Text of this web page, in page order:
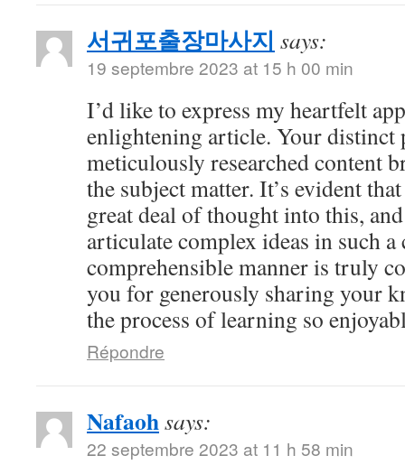
서귀포출장마사지 says:
19 septembre 2023 at 15 h 00 min
I’d like to express my heartfelt
enlightening article. Your distinct
meticulously researched content
the subject matter. It’s evident
great deal of thought into this,
articulate complex ideas in such a
comprehensible manner is truly
you for generously sharing your
the process of learning so
Répondre
Nafaohsays:
22 septembre 2023 at 11 h 58 min